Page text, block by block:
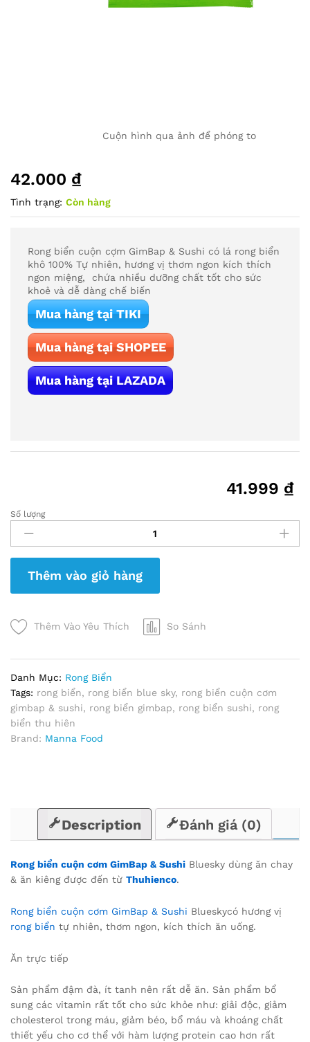
Cuộn hình qua ảnh để phóng to
42.000 ₫
Tình trạng: Còn hàng
Rong biển cuộn cợm GimBap & Sushi có lá rong biển
khô 100% Tự nhiên, hương vị thơm ngon kích thích
ngon miệng, chứa nhiều dưỡng chất tốt cho sức
khoẻ và dễ dàng chế biến
Mua hàng tại TIKI
Mua hàng tại SHOPEE
Mua hàng tại LAZADA
41.999 ₫
RONG
BIỂN
CUỘN
CƠM
GIMBAP
&
BLUESKY
Số lượng
Thêm vào giỏ hàng
Thêm Vào Yêu Thích So Sánh
Danh Mục: Rong Biển
Tags: rong biển, rong biển blue sky, rong biển cuộn cơm
gimbap & sushi, rong biển gimbap, rong biển sushi, rong
biển thu hiên
Brand: Manna Food
Description Đánh giá (0)
Rong biển cuộn cơm GimBap & Sushi Bluesky dùng ăn chay
& ăn kiêng được đến từ Thuhienco.
Rong biển cuộn cơm GimBap & Sushi Blueskycó hương vị
rong biển tự nhiên, thơm ngon, kích thích ăn uống.
Ăn trực tiếp
Sản phẩm đậm đà, ít tanh nên rất dễ ăn. Sản phẩm bổ
sung các vitamin rất tốt cho sức khỏe như: giải độc, giảm
cholesterol trong máu, giảm béo, bổ máu và khoáng chất
thiết yếu cho cơ thể với hàm lượng protein cao hơn rất